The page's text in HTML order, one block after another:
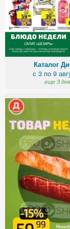
Каталог
с 3 по 9
еще 3 дня